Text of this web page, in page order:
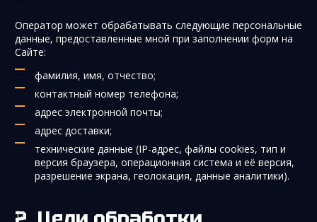
Оператор может обрабатывать следующие персональные
данные, предоставленные мной при заполнении форм на
Сайте:
фамилия, имя, отчество;
контактный номер телефона;
адрес электронной почты;
адрес доставки;
технические данные (IP-адрес, файлы cookies, тип и
версия браузера, операционная система и её версия,
разрешение экрана, геолокация, данные аналитики).